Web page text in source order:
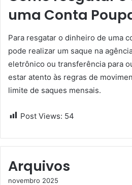
uma Conta
Para resgatar o dinheiro de uma
pode realizar um saque na
eletrônico ou transferência para
estar atento às regras de
limite de saques mensais.
Post Views: 54
Arquivos
novembro 2025